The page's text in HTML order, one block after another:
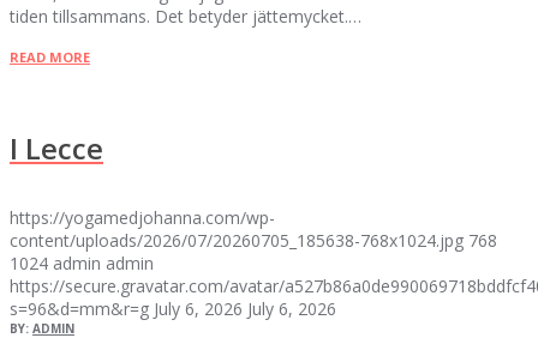
tiden tillsammans. Det betyder jättemycket.…
READ MORE
I Lecce
https://yogamedjohanna.com/wp-
content/uploads/2026/07/20260705_185638-768x1024.jpg 768
1024 admin admin
https://secure.gravatar.com/avatar/
s=96&d=mm&r=g July 6, 2026 July 6, 2026
BY: ADMIN